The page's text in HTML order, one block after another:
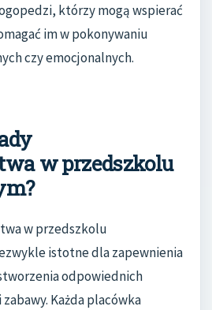
którzy mogą wspierać
im w pokonywaniu
czy emocjonalnych.
w przedszkolu
w przedszkolu
istotne dla zapewnienia
odpowiednich
Każda placówka